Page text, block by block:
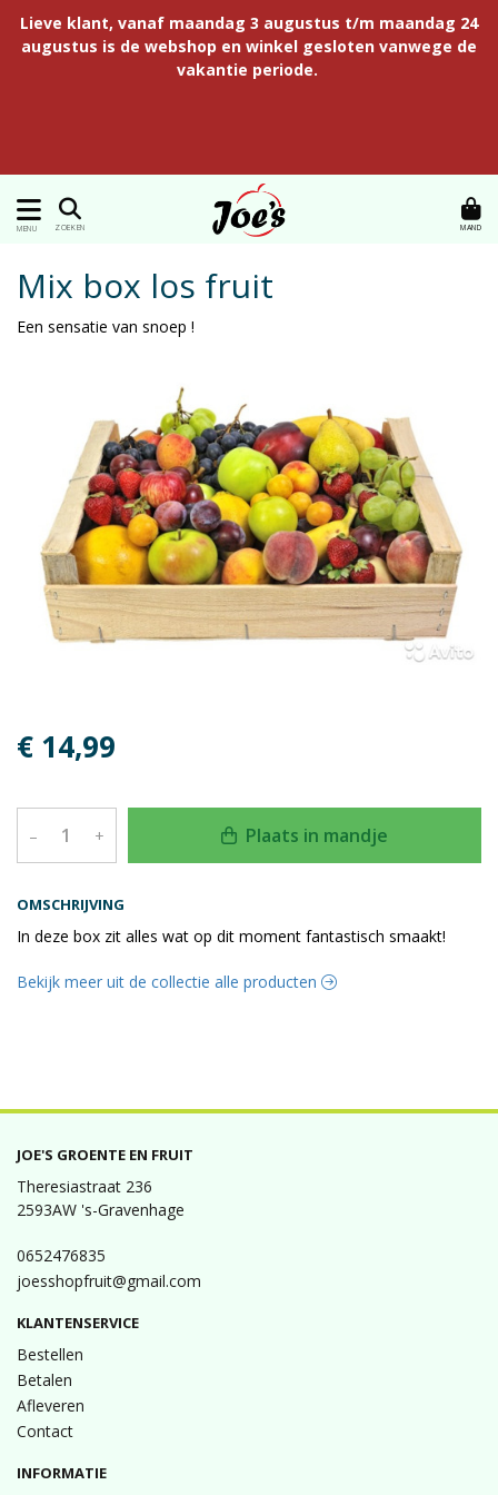
Lieve klant, vanaf maandag 3 augustus t/m maandag 24
augustus is de webshop en winkel gesloten vanwege de
vakantie periode.
MENU ZOEKEN MAND
OMSCHRIJVING
In deze box zit alles wat op dit moment fantastisch smaakt!
Mix box los fruit
Een sensatie van snoep !
€ 14,99
– + Plaats in mandje
Bekijk meer uit de collectie alle producten
JOE'S GROENTE EN FRUIT
Theresiastraat 236
2593AW 's-Gravenhage
0652476835
joesshopfruit@gmail.com
KLANTENSERVICE
Bestellen
Betalen
Afleveren
Contact
INFORMATIE